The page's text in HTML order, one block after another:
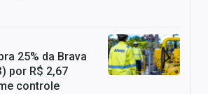
25% da Brava
por R$ 2,67
controle